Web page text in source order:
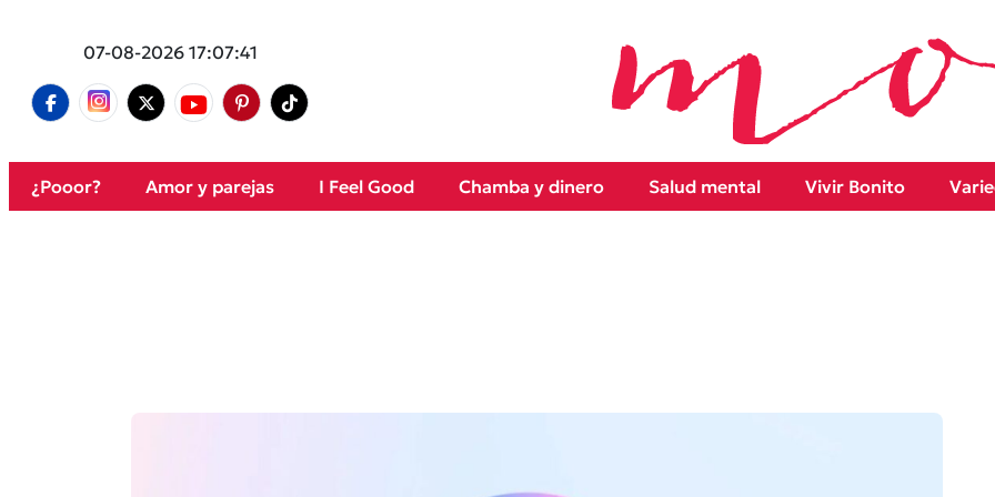
07-08-2026 17:07:41
¿Pooor? Amor y parejas I Feel Good Chamba y dinero Salud mental Vivir Bonito